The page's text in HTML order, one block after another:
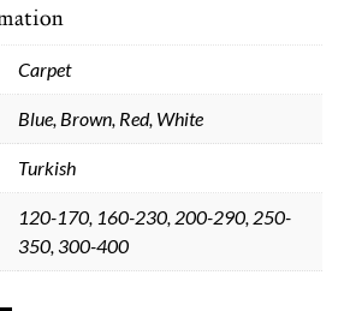
Carpet
Blue, Brown, Red, White
Turkish
120-170, 160-230, 200-290, 250-
350, 300-400